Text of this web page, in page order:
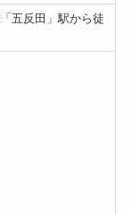
五反田」駅から徒